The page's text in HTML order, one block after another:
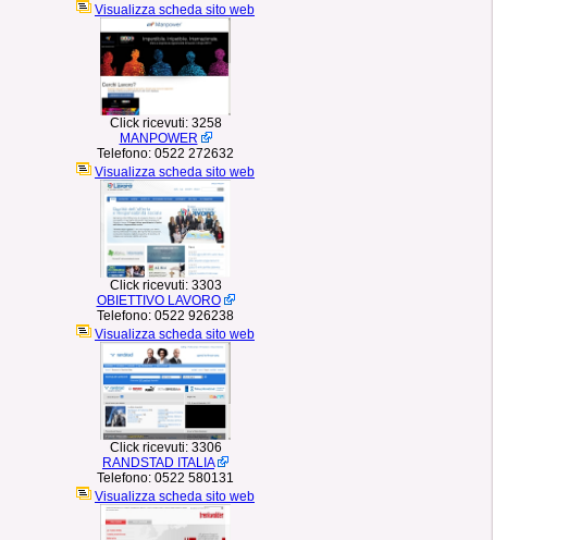
Visualizza scheda sito web
Click ricevuti: 3258
MANPOWER
Telefono: 0522 272632
Visualizza scheda sito web
Click ricevuti: 3303
OBIETTIVO LAVORO
Telefono: 0522 926238
Visualizza scheda sito web
Click ricevuti: 3306
RANDSTAD ITALIA
Telefono: 0522 580131
Visualizza scheda sito web